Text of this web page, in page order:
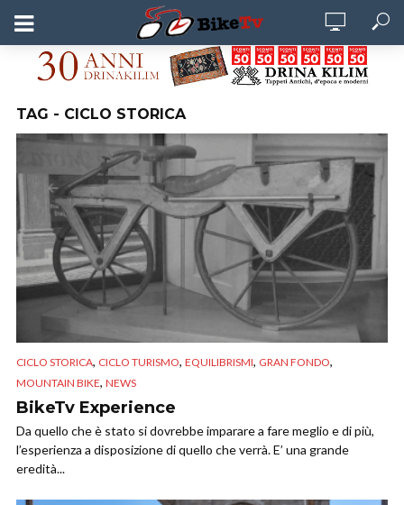
TAG - CICLO STORICA
CICLO STORICA, CICLO TURISMO, EQUILIBRISMI, GRAN FONDO,
MOUNTAIN BIKE, NEWS
BikeTv Experience
Da quello che è stato si dovrebbe imparare a fare meglio e di più,
l’esperienza a disposizione di quello che verrà. E’ una grande
eredità...